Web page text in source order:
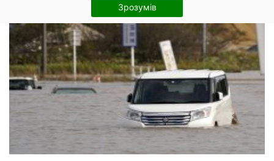
Зрозумів